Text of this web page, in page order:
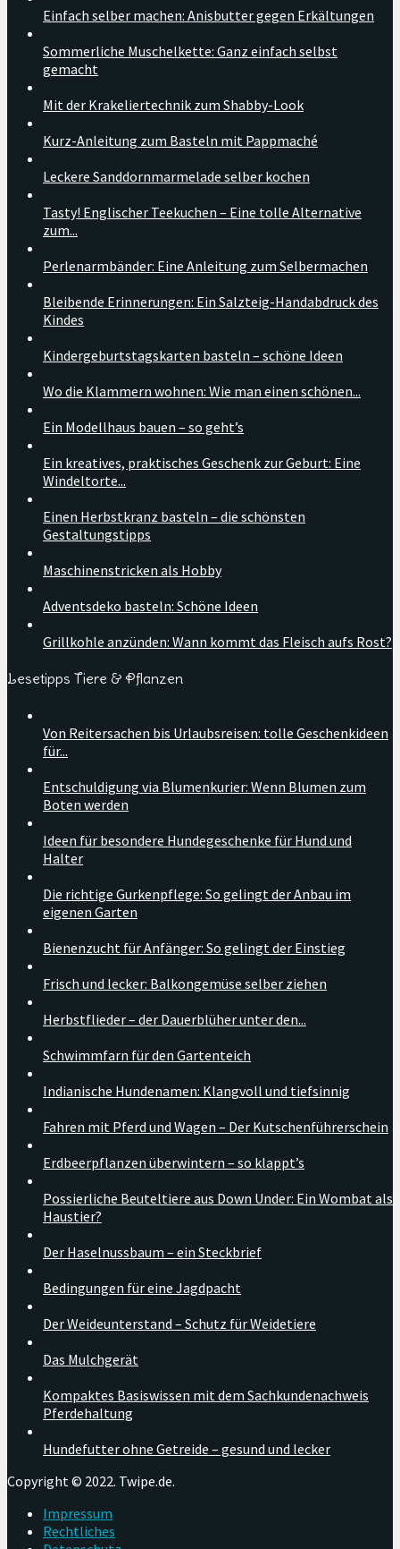
Einfach selber machen: Anisbutter gegen Erkältungen
Sommerliche Muschelkette: Ganz einfach selbst
gemacht
Mit der Krakeliertechnik zum Shabby-Look
Kurz-Anleitung zum Basteln mit Pappmaché
Leckere Sanddornmarmelade selber kochen
Tasty! Englischer Teekuchen – Eine tolle Alternative
zum...
Perlenarmbänder: Eine Anleitung zum Selbermachen
Bleibende Erinnerungen: Ein Salzteig-Handabdruck des
Kindes
Kindergeburtstagskarten basteln – schöne Ideen
Wo die Klammern wohnen: Wie man einen schönen...
Ein Modellhaus bauen – so geht’s
Ein kreatives, praktisches Geschenk zur Geburt: Eine
Windeltorte...
Einen Herbstkranz basteln – die schönsten
Gestaltungstipps
Maschinenstricken als Hobby
Adventsdeko basteln: Schöne Ideen
Grillkohle anzünden: Wann kommt das Fleisch aufs Rost?
Lesetipps Tiere & Pflanzen
Von Reitersachen bis Urlaubsreisen: tolle Geschenkideen
für...
Entschuldigung via Blumenkurier: Wenn Blumen zum
Boten werden
Ideen für besondere Hundegeschenke für Hund und
Halter
Die richtige Gurkenpflege: So gelingt der Anbau im
eigenen Garten
Bienenzucht für Anfänger: So gelingt der Einstieg
Frisch und lecker: Balkongemüse selber ziehen
Herbstflieder – der Dauerblüher unter den...
Schwimmfarn für den Gartenteich
Indianische Hundenamen: Klangvoll und tiefsinnig
Fahren mit Pferd und Wagen – Der Kutschenführerschein
Erdbeerpflanzen überwintern – so klappt’s
Possierliche Beuteltiere aus Down Under: Ein Wombat als
Haustier?
Der Haselnussbaum – ein Steckbrief
Bedingungen für eine Jagdpacht
Der Weideunterstand – Schutz für Weidetiere
Das Mulchgerät
Kompaktes Basiswissen mit dem Sachkundenachweis
Pferdehaltung
Hundefutter ohne Getreide – gesund und lecker
Copyright © 2022. Twipe.de.
Impressum
Rechtliches